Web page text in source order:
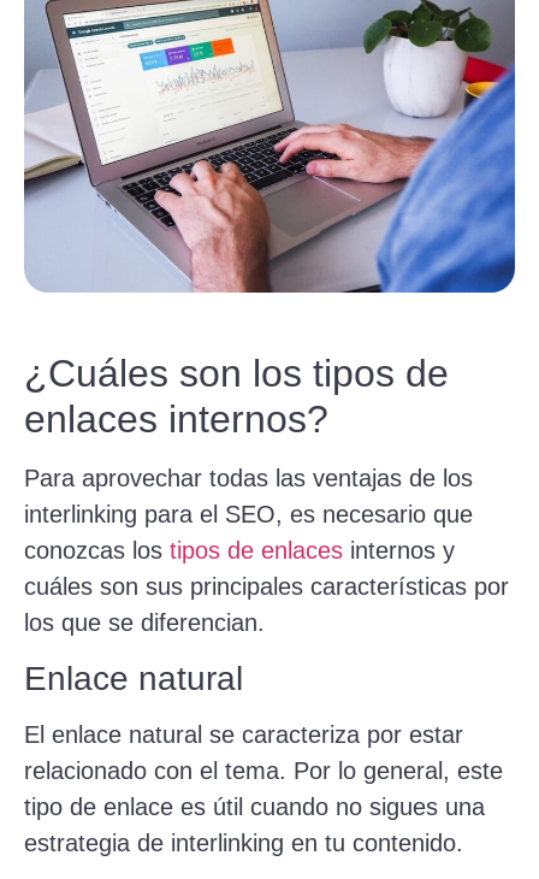
¿Cuáles son los tipos de
enlaces internos?
Para aprovechar todas las ventajas de los
interlinking para el SEO, es necesario que
conozcas los tipos de enlaces internos y
cuáles son sus principales características por
los que se diferencian.
Enlace natural
El enlace natural se caracteriza por estar
relacionado con el tema. Por lo general, este
tipo de enlace es útil cuando no sigues una
estrategia de interlinking en tu contenido.